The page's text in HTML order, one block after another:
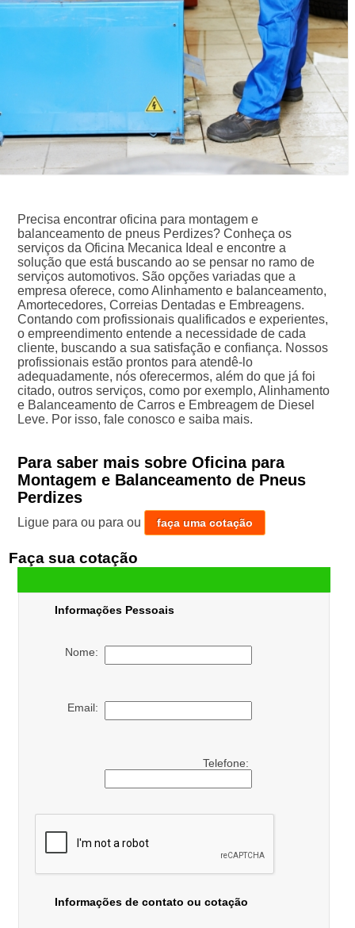
Precisa encontrar oficina para montagem e
balanceamento de pneus Perdizes? Conheça os
serviços da Oficina Mecanica Ideal e encontre a
solução que está buscando ao se pensar no ramo de
serviços automotivos. São opções variadas que a
empresa oferece, como Alinhamento e balanceamento,
Amortecedores, Correias Dentadas e Embreagens.
Contando com profissionais qualificados e experientes,
o empreendimento entende a necessidade de cada
cliente, buscando a sua satisfação e confiança. Nossos
profissionais estão prontos para atendê-lo
adequadamente, nós oferecermos, além do que já foi
citado, outros serviços, como por exemplo, Alinhamento
e Balanceamento de Carros e Embreagem de Diesel
Leve. Por isso, fale conosco e saiba mais.
Para saber mais sobre Oficina para
Montagem e Balanceamento de Pneus
Perdizes
Ligue para ou para ou faça uma cotação
Faça sua cotação
Informações Pessoais
Nome:
Email:
Telefone:
Informações de contato ou cotação